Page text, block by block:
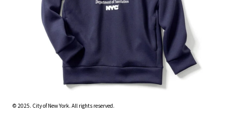
© 2025. City of New York. All rights reserved.